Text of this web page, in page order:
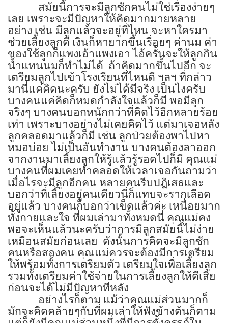
สมัยนี้การจะมีลูกซักคนไม่ใช่เรื่องง่ายๆ
เลย เพราะจะมีปัญหาให้คิดมากมายหลาย
อย่าง เช่น มีลูกแล้วจะอยู่ที่ไหน จะหาใครมา
ช่วยเลี้ยงลูกดี เงินก็หายากขึ้นเรื่อยๆ ค่านม ค่า
ของใช้ลูกก็แพงเอ้าแพงเอา ไอ้ครั้นจะให้ลูกกิน
น้ำแทนนมก็ทำไม่ได้ ถ้าคิดมากขึ้นไปอีก จะ
เตรียมลูกไปเข้าโรงเรียนที่ไหนดี ฯลฯ ที่กล่าว
มานี่แค่คิดนะครับ ยังไม่ได้มีจริง เป็นไงครับ
บางคนแค่คิดก็หมดกำลังใจแล้วก็มี พอมีลูก
จริงๆ บางคนบอกหนักกว่าที่คิดไว้อีกหลายร้อย
เท่า เพราะบางอย่างไม่เคยคิดไว้ แต่มาเจอหลัง
ลูกคลอดมาแล้วก็มี เช่น ลูกป่วยต้องพาไปหา
หมอบ่อย ไม่เป็นอันทำงาน บางคนต้องลาออก
จากงานมาเลี้ยงลูกให้รู้แล้วรู้รอดไปก็มี คุณแม่
บางคนที่ผมเคยทำคลอดให้เวลาเจอกันถามว่า
เมื่อไรจะมีลูกอีกคน หลายคนรีบปฎิเสธและ
บอกว่าที่เลี้ยงอยู่คนเดียวนี่ก็แทบจะรากเลือด
อยู่แล้ว บางคนก็บอกว่าเข็ดแล้วค่ะ เหนื่อยมาก
ทั้งกายและใจ ที่ผมเล่ามาทั้งหมดนี่ คุณแม่คง
พอจะเห็นแล้วนะครับว่าการมีลูกสมัยนี้ไม่ง่าย
เหมือนสมัยก่อนเลย ดังนั้นการคิดจะมีลูกซัก
คนหรือสองคน คุณแม่ควรจะต้องมีการเตรียม
ให้พร้อมทั้งการเตรียมตัว เตรียมใจเพื่อเลี้ยงลูก
รวมทั้งเตรียมค่าใช้จ่ายในการเลี้ยงลูกให้ดีเสีย
ก่อนจะได้ไม่มีปัญหาทีหลัง
อย่างไรก็ตาม แม้ว่าคุณแม่ส่วนมากก็
มักจะคิดคล้ายๆกับที่ผมเล่าให้ฟังข้างต้นก็ตาม